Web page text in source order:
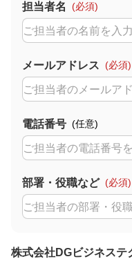
担当者名 (必須)
メールアドレス (必須)
電話番号 (任意)
部署・役職など (必須)
株式会社DGビジネステ